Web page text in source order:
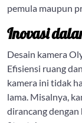
pemula maupun
Inovasi
Desain kamera
Efisiensi ruang
kamera ini tidak
lama. Misalnya,
dirancang